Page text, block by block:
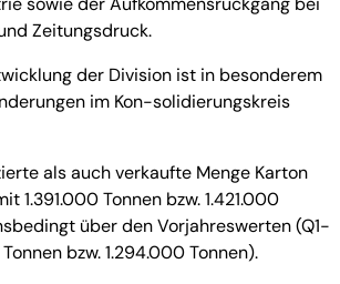
Zeitungsdruck.
der Division ist in besonderem
im Kon-solidierungskreis
als auch verkaufte Menge Karton
1.391.000 Tonnen bzw. 1.421.000
über den Vorjahreswerten (Q1-
bzw. 1.294.000 Tonnen).